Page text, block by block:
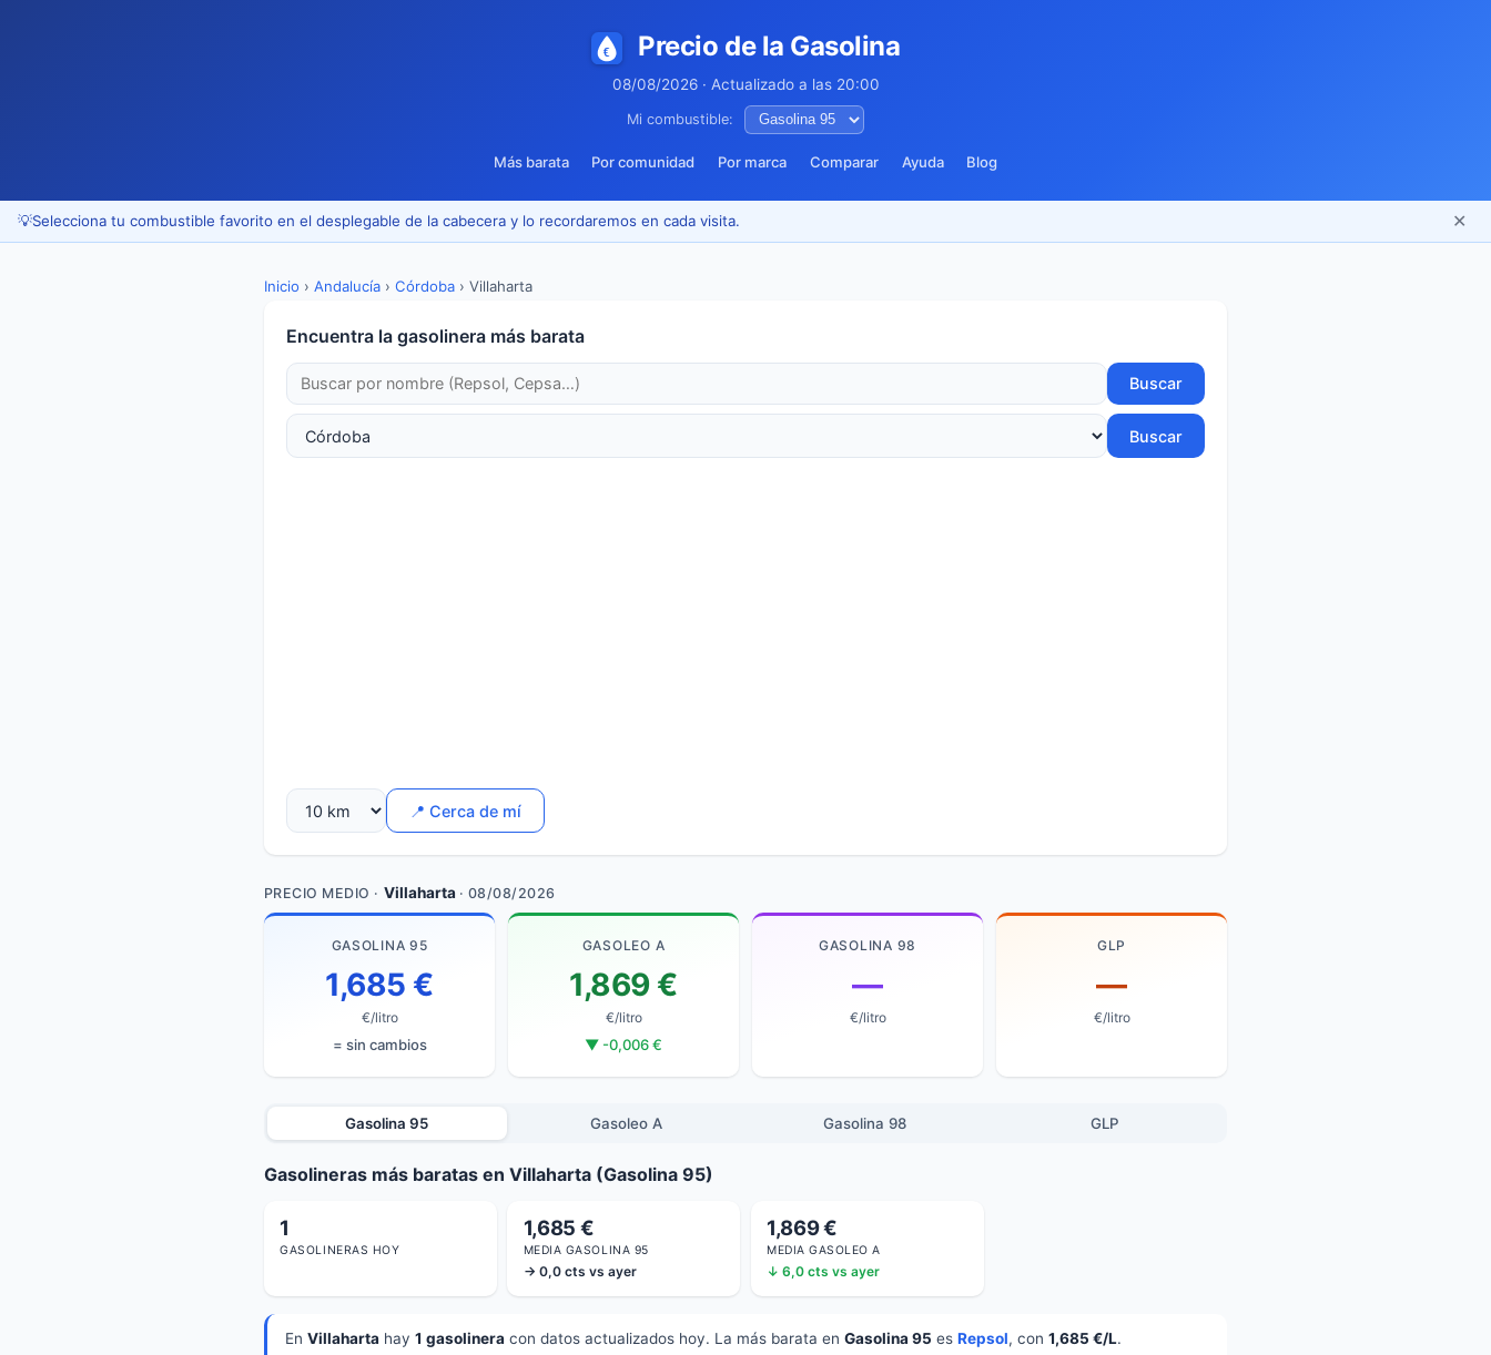
Precio de la Gasolina
08/08/2026 · Actualizado a las 20:00
Mi combustible:
Más barata Por comunidad Por marca Comparar Ayuda Blog
💡Selecciona tu combustible favorito en el desplegable de la cabecera y lo recordaremos en cada visita. ✕
Inicio › Andalucía › Córdoba › Villaharta
Encuentra la gasolinera más barata
Buscar
Buscar
📍 Cerca de mí
PRECIO MEDIO · Villaharta · 08/08/2026
GASOLINA 95
1,685 €
€/litro
= sin cambios
GASOLEO A
1,869 €
€/litro
▼ -0,006 €
GASOLINA 98
—
€/litro
GLP
—
€/litro
Gasolina 95 Gasoleo A Gasolina 98 GLP
Gasolineras más baratas en Villaharta (Gasolina 95)
1
GASOLINERAS HOY
1,685 €
MEDIA GASOLINA 95
→ 0,0 cts vs ayer
1,869 €
MEDIA GASOLEO A
↓ 6,0 cts vs ayer
En Villaharta hay 1 gasolinera con datos actualizados hoy. La más barata en Gasolina 95 es Repsol, con 1,685 €/L.